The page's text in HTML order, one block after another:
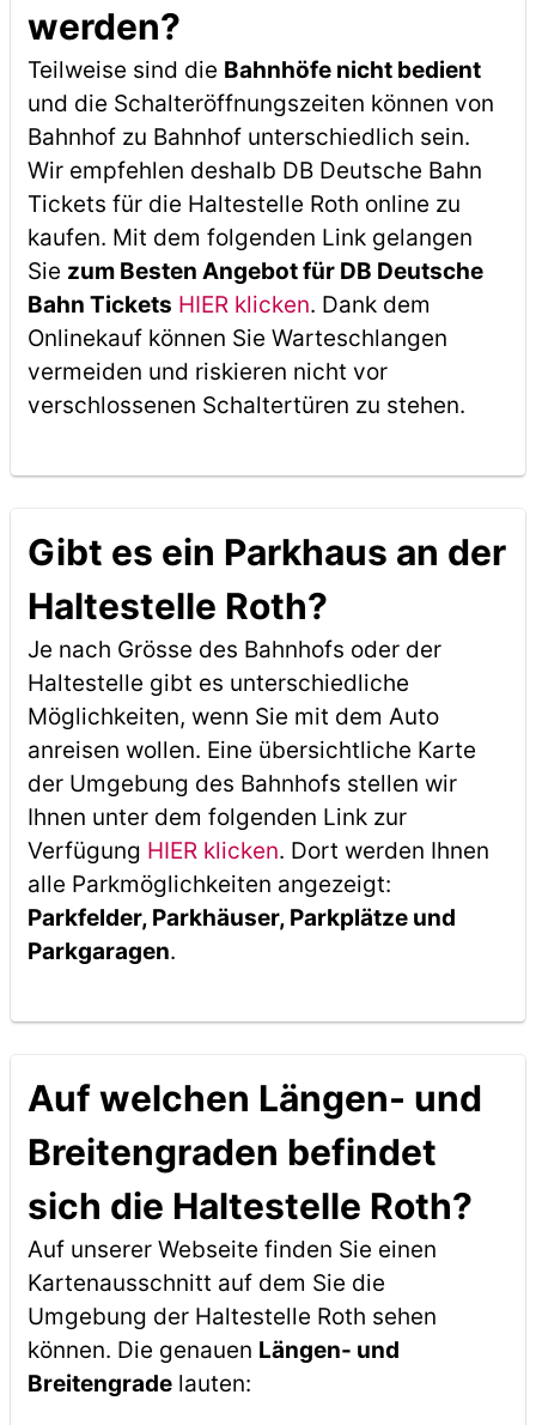
werden?
Teilweise sind die Bahnhöfe nicht bedient
und die Schalteröffnungszeiten können von
Bahnhof zu Bahnhof unterschiedlich sein.
Wir empfehlen deshalb DB Deutsche Bahn
Tickets für die Haltestelle Roth online zu
kaufen. Mit dem folgenden Link gelangen
Sie zum Besten Angebot für DB Deutsche
Bahn Tickets HIER klicken. Dank dem
Onlinekauf können Sie Warteschlangen
vermeiden und riskieren nicht vor
verschlossenen Schaltertüren zu stehen.
Gibt es ein Parkhaus an der
Haltestelle Roth?
Je nach Grösse des Bahnhofs oder der
Haltestelle gibt es unterschiedliche
Möglichkeiten, wenn Sie mit dem Auto
anreisen wollen. Eine übersichtliche Karte
der Umgebung des Bahnhofs stellen wir
Ihnen unter dem folgenden Link zur
Verfügung HIER klicken. Dort werden Ihnen
alle Parkmöglichkeiten angezeigt:
Parkfelder, Parkhäuser, Parkplätze und
Parkgaragen.
Auf welchen Längen- und
Breitengraden befindet
sich die Haltestelle Roth?
Auf unserer Webseite finden Sie einen
Kartenausschnitt auf dem Sie die
Umgebung der Haltestelle Roth sehen
können. Die genauen Längen- und
Breitengradelauten: